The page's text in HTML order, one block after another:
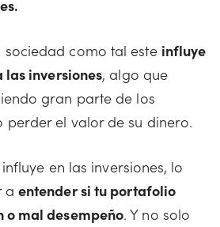
como tal este influye
inversiones, algo que
gran parte de los
perder el valor de su dinero.
en las inversiones, lo
a entender si tu portafolio
o mal desempeño. Y no solo